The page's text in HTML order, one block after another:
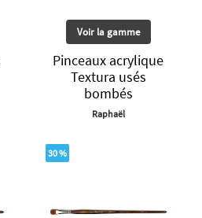
Voir la gamme
Pinceaux acrylique
Textura usés
bombés
Raphaël
30 %